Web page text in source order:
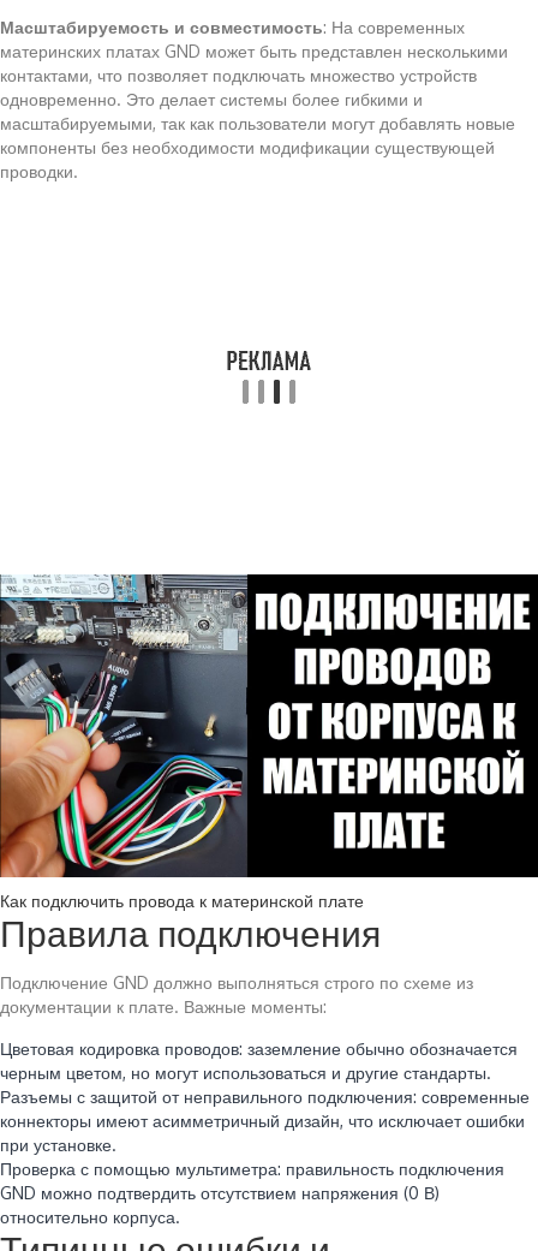
Масштабируемость и совместимость: На современных
материнских платах GND может быть представлен несколькими
контактами, что позволяет подключать множество устройств
одновременно. Это делает системы более гибкими и
масштабируемыми, так как пользователи могут добавлять новые
компоненты без необходимости модификации существующей
проводки.
Как подключить провода к материнской плате
Правила подключения
Подключение GND должно выполняться строго по схеме из
документации к плате. Важные моменты:
Цветовая кодировка проводов: заземление обычно обозначается
черным цветом, но могут использоваться и другие стандарты.
Разъемы с защитой от неправильного подключения: современные
коннекторы имеют асимметричный дизайн, что исключает ошибки
при установке.
Проверка с помощью мультиметра: правильность подключения
GND можно подтвердить отсутствием напряжения (0 В)
относительно корпуса.